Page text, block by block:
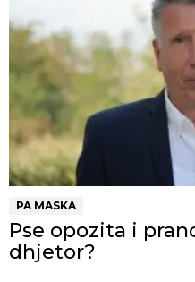
PA MASKA
Pse opozita i
dhjetor?